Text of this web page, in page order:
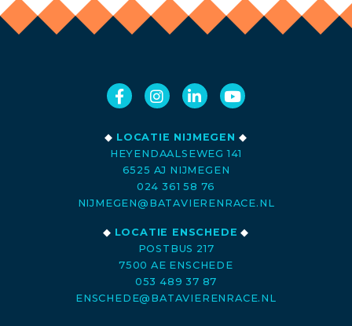
◆ LOCATIE NIJMEGEN ◆
HEYENDAALSEWEG 141
6525 AJ NIJMEGEN
024 361 58 76
NIJMEGEN@BATAVIERENRACE.NL
◆ LOCATIE ENSCHEDE ◆
POSTBUS 217
7500 AE ENSCHEDE
053 489 37 87
ENSCHEDE@BATAVIERENRACE.NL